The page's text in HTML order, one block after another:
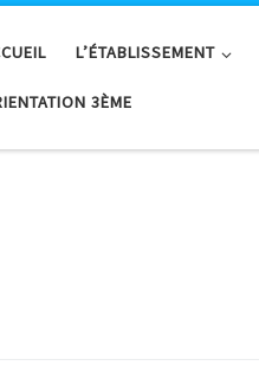
L’ÉTABLISSEMENT
3ÈME